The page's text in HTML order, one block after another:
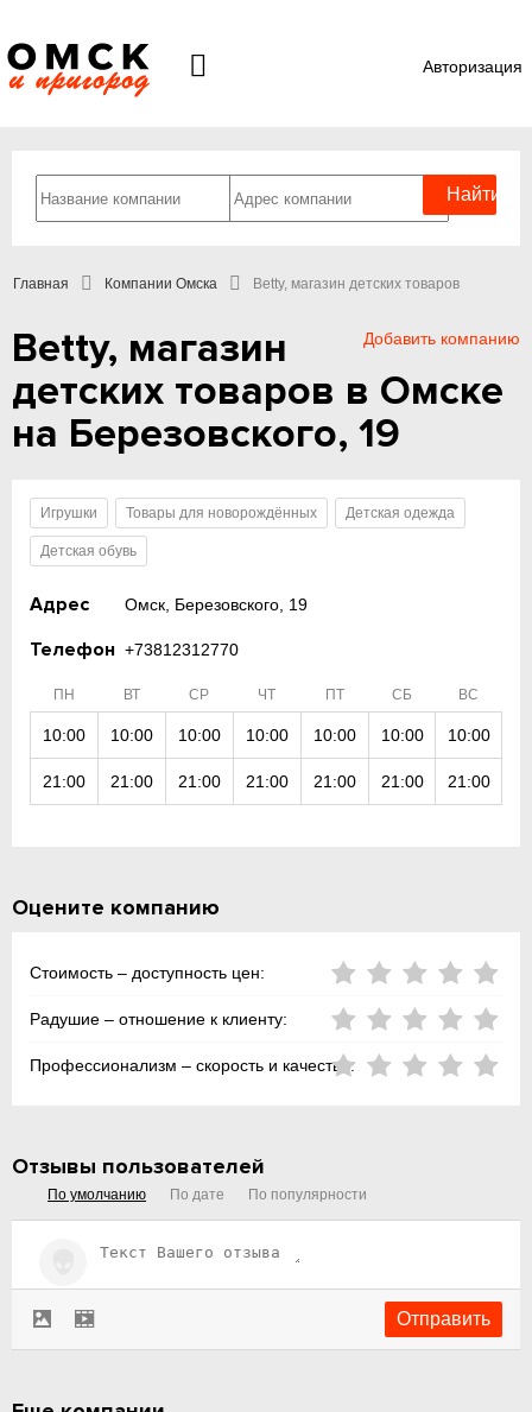
Авторизация
Главная Компании Омска Betty, магазин детских товаров
Добавить компанию
Betty, магазин
детских товаров в Омске
на Березовского, 19
Игрушки Товары для новорождённых Детская одежда
Детская обувь
Адрес Омск, Березовского, 19
Телефон +73812312770
ПН ВТ СР ЧТ ПТ СБ ВС
10:00 10:00 10:00 10:00 10:00 10:00 10:00
21:00 21:00 21:00 21:00 21:00 21:00 21:00
Оцените компанию
Стоимость – доступность цен:
Радушие – отношение к клиенту:
Профессионализм – скорость и качество:
Отзывы пользователей
По умолчанию По дате По популярности